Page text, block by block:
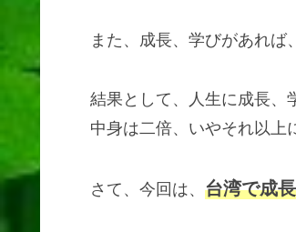
また、成長、学びがあれば
結果として、人生に成長、
中身は二倍、いやそれ以上
さて、今回は、 台湾で成